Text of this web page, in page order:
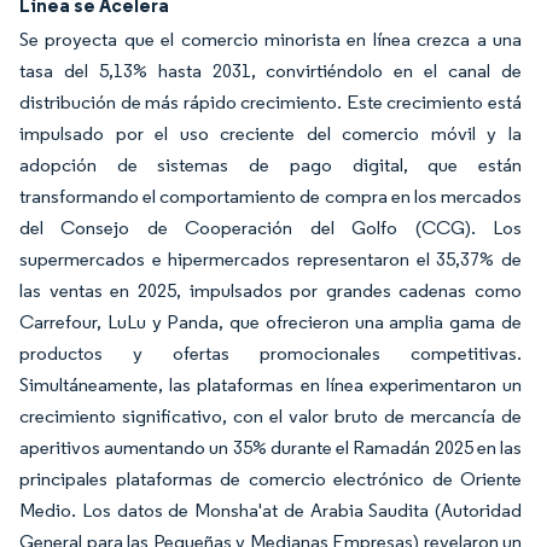
Se proyecta que el comercio minorista en línea crezca a una
tasa del 5,13% hasta 2031, convirtiéndolo en el canal de
distribución de más rápido crecimiento. Este crecimiento está
impulsado por el uso creciente del comercio móvil y la
adopción de sistemas de pago digital, que están
transformando el comportamiento de compra en los mercados
del Consejo de Cooperación del Golfo (CCG). Los
supermercados e hipermercados representaron el 35,37% de
las ventas en 2025, impulsados por grandes cadenas como
Carrefour, LuLu y Panda, que ofrecieron una amplia gama de
productos y ofertas promocionales competitivas.
Simultáneamente, las plataformas en línea experimentaron un
crecimiento significativo, con el valor bruto de mercancía de
aperitivos aumentando un 35% durante el Ramadán 2025 en las
principales plataformas de comercio electrónico de Oriente
Medio. Los datos de Monsha'at de Arabia Saudita (Autoridad
General para las Pequeñas y Medianas Empresas) revelaron un